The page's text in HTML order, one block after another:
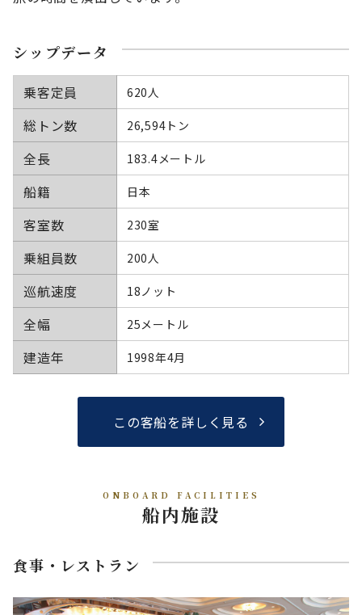
シップデータ
乗客定員 620人
総トン数 26,594トン
全長 183.4メートル
船籍 日本
客室数 230室
乗組員数 200人
巡航速度 18ノット
全幅 25メートル
建造年 1998年4月
この客船を詳しく見る
ONBOARD FACILITIES
船内施設
食事・レストラン